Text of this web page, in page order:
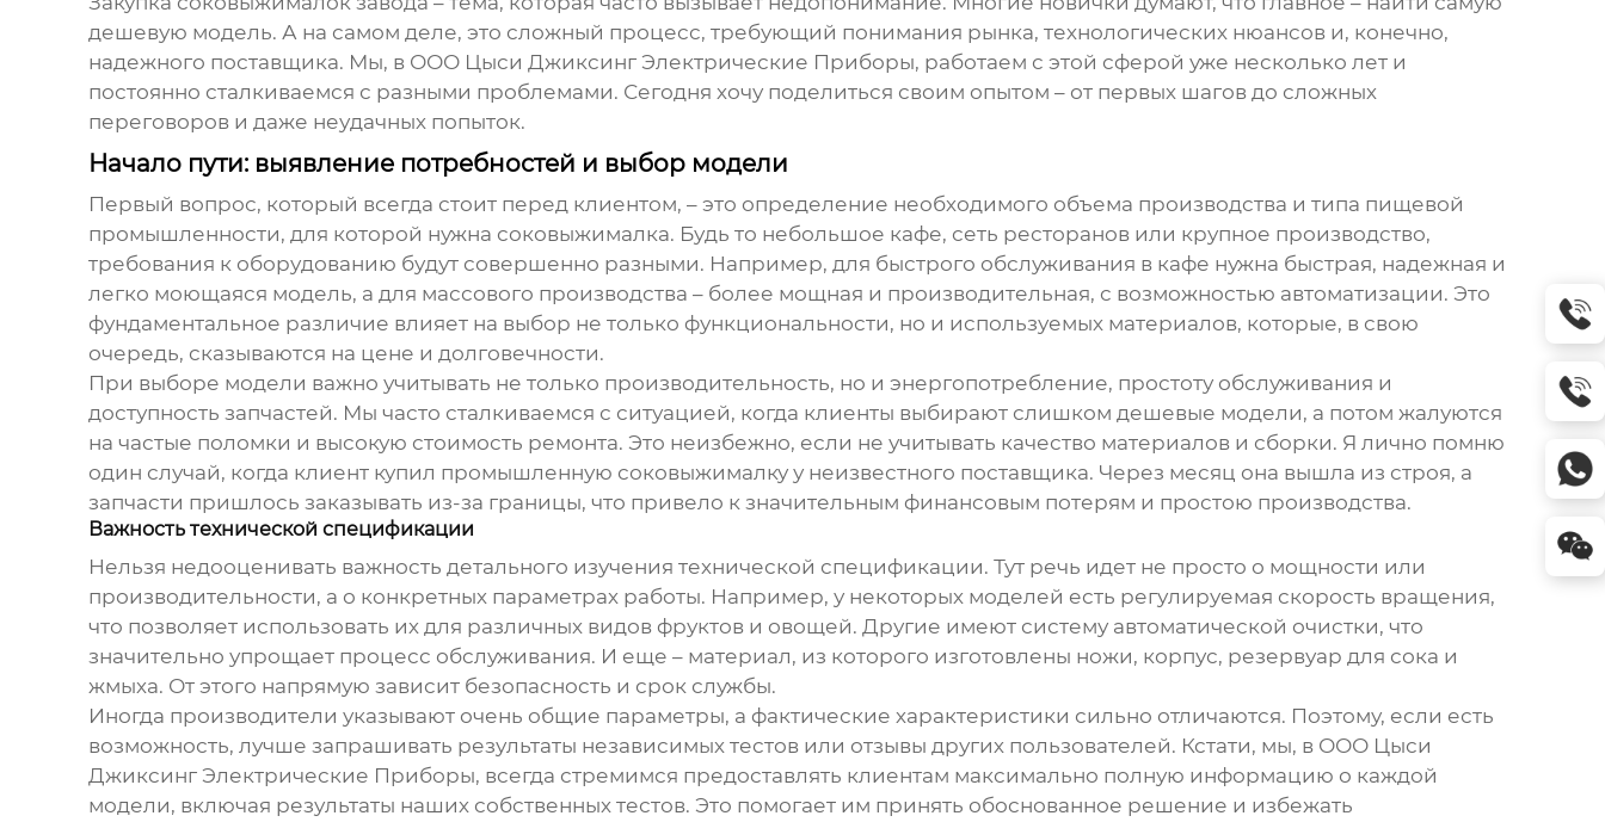
дешевую модель. А на самом деле, это сложный процесс, требующий понимания рынка, технологических нюансов и, конечно,
надежного поставщика. Мы, в ООО Цыси Джиксинг Электрические Приборы, работаем с этой сферой уже несколько лет и
постоянно сталкиваемся с разными проблемами. Сегодня хочу поделиться своим опытом – от первых шагов до сложных
переговоров и даже неудачных попыток.
Начало пути: выявление потребностей и выбор модели
Первый вопрос, который всегда стоит перед клиентом, – это определение необходимого объема производства и типа пищевой
промышленности, для которой нужна соковыжималка. Будь то небольшое кафе, сеть ресторанов или крупное производство,
требования к оборудованию будут совершенно разными. Например, для быстрого обслуживания в кафе нужна быстрая, надежная и
легко моющаяся модель, а для массового производства – более мощная и производительная, с возможностью автоматизации. Это
фундаментальное различие влияет на выбор не только функциональности, но и используемых материалов, которые, в свою
очередь, сказываются на цене и долговечности.
При выборе модели важно учитывать не только производительность, но и энергопотребление, простоту обслуживания и
доступность запчастей. Мы часто сталкиваемся с ситуацией, когда клиенты выбирают слишком дешевые модели, а потом жалуются
на частые поломки и высокую стоимость ремонта. Это неизбежно, если не учитывать качество материалов и сборки. Я лично помню
один случай, когда клиент купил промышленную соковыжималкуу неизвестного поставщика. Через месяц она вышла из строя, а
запчасти пришлось заказывать из-за границы, что привело к значительным финансовым потерям и простою производства.
Важность технической спецификации
Нельзя недооценивать важность детального изучения технической спецификации. Тут речь идет не просто о мощности или
производительности, а о конкретных параметрах работы. Например, у некоторых моделей есть регулируемая скорость вращения,
что позволяет использовать их для различных видов фруктов и овощей. Другие имеют систему автоматической очистки, что
значительно упрощает процесс обслуживания. И еще – материал, из которого изготовлены ножи, корпус, резервуар для сока и
жмыха. От этого напрямую зависит безопасность и срок службы.
Иногда производители указывают очень общие параметры, а фактические характеристики сильно отличаются. Поэтому, если есть
возможность, лучше запрашивать результаты независимых тестов или отзывы других пользователей. Кстати, мы, в ООО Цыси
Джиксинг Электрические Приборы, всегда стремимся предоставлять клиентам максимально полную информацию о каждой
модели, включая результаты наших собственных тестов. Это помогает им принять обоснованное решение и избежать